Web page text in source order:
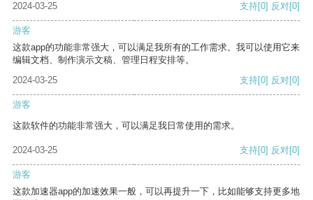
2024-03-25
支持[0] 反对[0]
游客
这款app的功能非常强大，可以满足我所有的工作需求。我可以使用它来
编辑文档、制作演示文稿、管理日程安排等。
2024-03-25
支持[0] 反对[0]
游客
这款软件的功能非常强大，可以满足我日常使用的需求。
2024-03-25 支持[0] 反对[0]
游客
这款加速器app的加速效果一般，可以再提升一下，比如能够支持更多地